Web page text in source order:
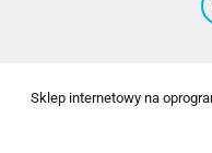
Sklep internetowy na